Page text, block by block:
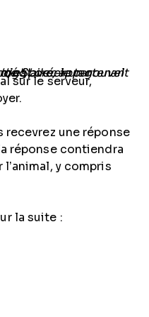
"bulldog" et le statut "pending".
sur le serveur,
recevrez une réponse
réponse contiendra
y compris
la suite :